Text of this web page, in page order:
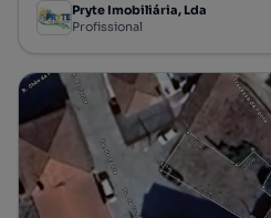
Pryte Imobiliária, Lda
Profissional